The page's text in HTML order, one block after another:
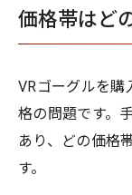
価格帯はど
VRゴーグルを購
格の問題です。
あり、どの価格
す。